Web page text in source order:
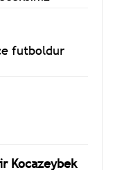
futboldur
Kocazeybek